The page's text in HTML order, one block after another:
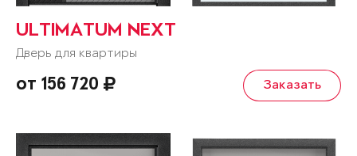
ULTIMATUM NEXT
Дверь для квартиры
от 156 720 Заказать